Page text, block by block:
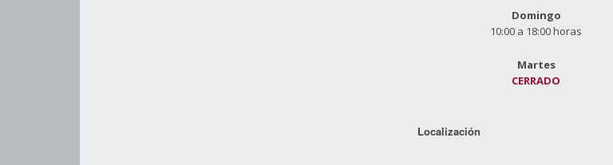
Domingo
10:00 a 18:00 horas
Martes
CERRADO
Localización